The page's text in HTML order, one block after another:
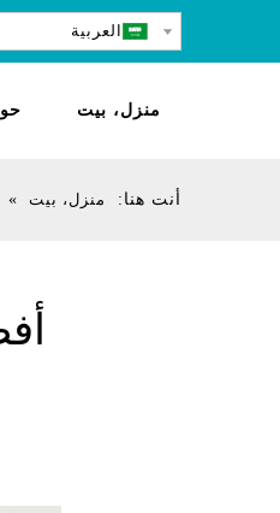
العربية
منزل، بيت
أنت هنا: منزل، بيت »